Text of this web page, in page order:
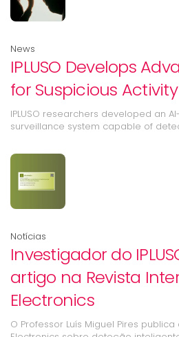
News
IPLUSO Develops
for Suspicious
IPLUSO researchers developed an
surveillance system capable of
Notícias
Investigador do
artigo na Revista
Electronics
O Professor Luís Miguel Pires